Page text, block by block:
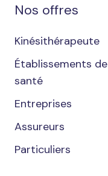
Nos offres
Kinésithérapeute
Établissements de
santé
Entreprises
Assureurs
Particuliers